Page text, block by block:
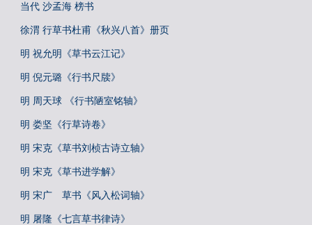
当代 沙孟海 榜书
徐渭 行草书杜甫《秋兴八首》册页
明 祝允明《草书云江记》
明 倪元璐《行书尺牍》
明 周天球 《行书陋室铭轴》
明 娄坚《行草诗卷》
明 宋克《草书刘桢古诗立轴》
明 宋克《草书进学解》
明 宋广 草书《风入松词轴》
明 屠隆《七言草书律诗》